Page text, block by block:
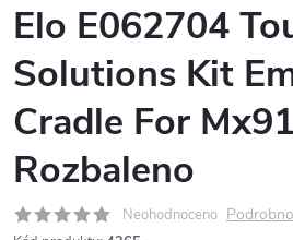
Elo E062704
Solutions Kit
Cradle For
Rozbaleno
Neohodnoceno